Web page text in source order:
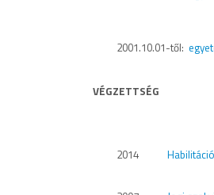
2001.10.01-től:
VÉGZETTSÉG
2014 Habilitáció